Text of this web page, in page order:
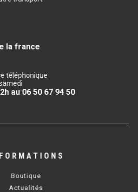
la france
téléphonique
au 06 50 67 94 50
Boutique
Actualités